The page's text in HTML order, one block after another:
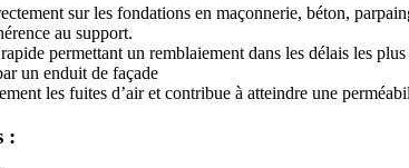
sur les fondations en maçonnerie, béton,
au support.
permettant un remblaiement dans les délais les plus
un enduit de façade
les fuites d’air et contribue à atteindre une
: